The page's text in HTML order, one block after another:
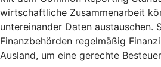
wirtschaftliche Zusammenarbeit
untereinander Daten austauschen.
Finanzbehörden regelmäßig
Ausland, um eine gerechte